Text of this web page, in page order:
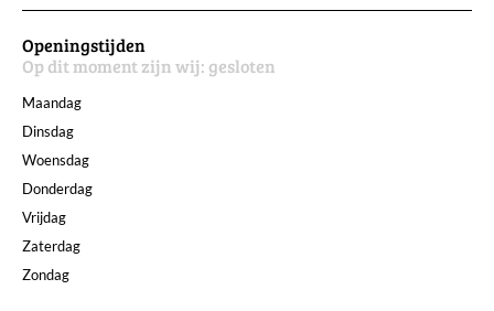
Openingstijden
Op dit moment zijn wij: gesloten
Maandag
Dinsdag
Woensdag
Donderdag
Vrijdag
Zaterdag
Zondag